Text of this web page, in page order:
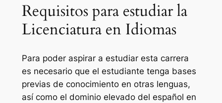
Requisitos para estudiar la
Licenciatura en Idiomas
Para poder aspirar a estudiar esta carrera
es necesario que el estudiante tenga bases
previas de conocimiento en otras lenguas,
así como el dominio elevado del español en